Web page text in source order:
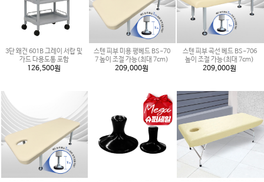
3단 왜건 601B 그레이 서랍 및
가드 다용도통 포함
126,500원
스텐 피부 미용 평베드 BS-70
7 높이 조절 가능(최대 7cm)
209,000원
스텐 피부 곡선 베드 BS-706
높이 조절 가능(최대 7cm)
209,000원